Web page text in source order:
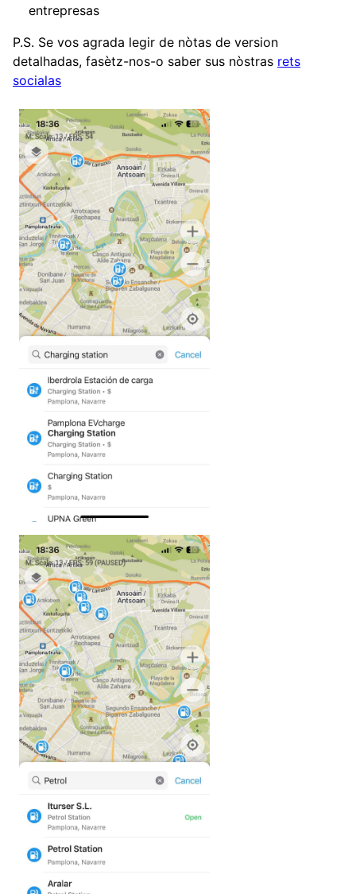
entrepresas
P.S. Se vos agrada legir de nòtas de version
detalhadas, fasètz-nos-o saber sus nòstras rets
socialas